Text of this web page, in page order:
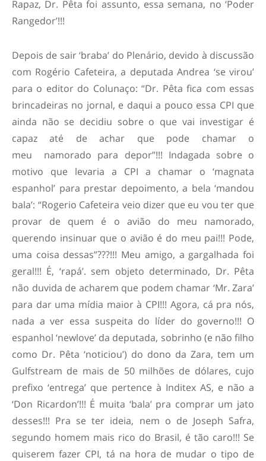
Rapaz, Dr. Pêta foi assunto, essa semana, no ‘Poder
Rangedor’!!!
Depois de sair ‘braba’ do Plenário, devido à discussão
com Rogério Cafeteira, a deputada Andrea ‘se virou’
para o editor do Colunaço: “Dr. Pêta fica com essas
brincadeiras no jornal, e daqui a pouco essa CPI que
ainda não se decidiu sobre o que vai investigar é
capaz até de achar que pode chamar o
meu namorado para depor”!!! Indagada sobre o
motivo que levaria a CPI a chamar o ‘magnata
espanhol’ para prestar depoimento, a bela ‘mandou
bala’: “Rogerio Cafeteira veio dizer que eu vou ter que
provar de quem é o avião do meu namorado,
querendo insinuar que o avião é do meu pai!!! Pode,
uma coisa dessas”???!!! Meu amigo, a gargalhada foi
geral!!! É, ‘rapá’. sem objeto determinado, Dr. Pêta
não duvida de acharem que podem chamar ‘Mr. Zara’
para dar uma mídia maior à CPI!!! Agora, cá pra nós,
nada a ver essa suspeita do líder do governo!!! O
espanhol ‘newlove’ da deputada, sobrinho (e não filho
como Dr. Pêta ‘noticiou’) do dono da Zara, tem um
Gulfstream de mais de 50 milhões de dólares, cujo
prefixo ‘entrega’ que pertence à Inditex AS, e não a
‘Don Ricardon’!!! É muita ‘bala’ pra comprar um jato
desses!!! Pra se ter ideia, nem o de Joseph Safra,
segundo homem mais rico do Brasil, é tão caro!!! Se
quiserem fazer CPI, tá na hora de mudar o tipo de